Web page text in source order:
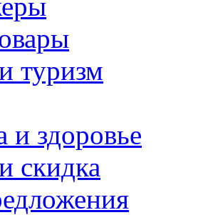
туризм
и здоровье
скидка